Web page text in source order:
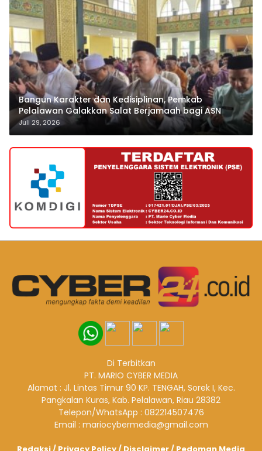
Bangun Karakter dan Kedisiplinan, Pemkab
Pelalawan Galakkan Salat Berjamaah bagi ASN
Juli 29, 2026
Di Terbitkan
PT. MARIO CYBER MEDIA
Alamat : Jl. Lintas Timur 90 KP. TENGAH, Sorek I, Kec.
Pangkalan Kuras, Kab. Pelalawan, Riau 28382
Telepon/WhatsApp : 082214507476
Email : mariocybermedia@gmail.com